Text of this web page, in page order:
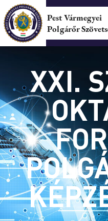
Pest Vármegyei
Polgárőr
XXI.